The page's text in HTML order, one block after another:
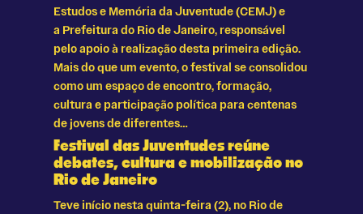
Estudos e Memória da Juventude (CEMJ) e
a Prefeitura do Rio de Janeiro, responsável
pelo apoio à realização desta primeira edição.
Mais do que um evento, o festival se consolidou
como um espaço de encontro, formação,
cultura e participação política para centenas
de jovens de diferentes…
Festival das Juventudes reúne
debates, cultura e mobilização no
Rio de Janeiro
Teve início nesta quinta-feira (2), no Rio de